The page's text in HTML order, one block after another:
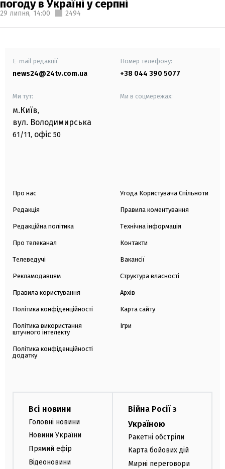
погоду в Україні у серпні
29 липня, 14:00 2494
E-mail редакції
news24@24tv.com.ua
Номер телефону:
+38 044 390 5077
Ми тут:
м.Київ,
вул. Володимирська
61/11, офіс 50
Ми в соцмережах:
Про нас
Редакція
Редакційна політика
Про телеканал
Телеведучі
Рекламодавцям
Правила користування
Політика конфіденційності
Політика використання
штучного інтелекту
Політика конфіденційності
додатку
Угода Користувача Спільноти
Правила коментування
Технічна інформація
Контакти
Вакансії
Структура власності
Архів
Карта сайту
Ігри
Всі новини
Головні новини
Новини України
Прямий ефір
Відеоновини
Війна Росії з
Україною
Ракетні обстріли
Карта бойових дій
Мирні переговори